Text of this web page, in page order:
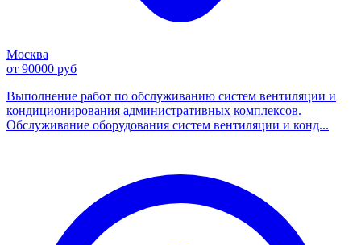
Москва
от 90000 руб
Выполнение работ по обслуживанию систем вентиляции и
кондиционирования административных комплексов.
Обслуживание оборудования систем вентиляции и конд...